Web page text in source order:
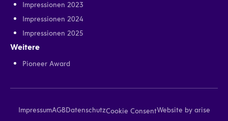
Impressionen 2023
Impressionen 2024
Impressionen 2025
Weitere
Pioneer Award
ImpressumAGBDatenschutzCookie ConsentWebsite by arise